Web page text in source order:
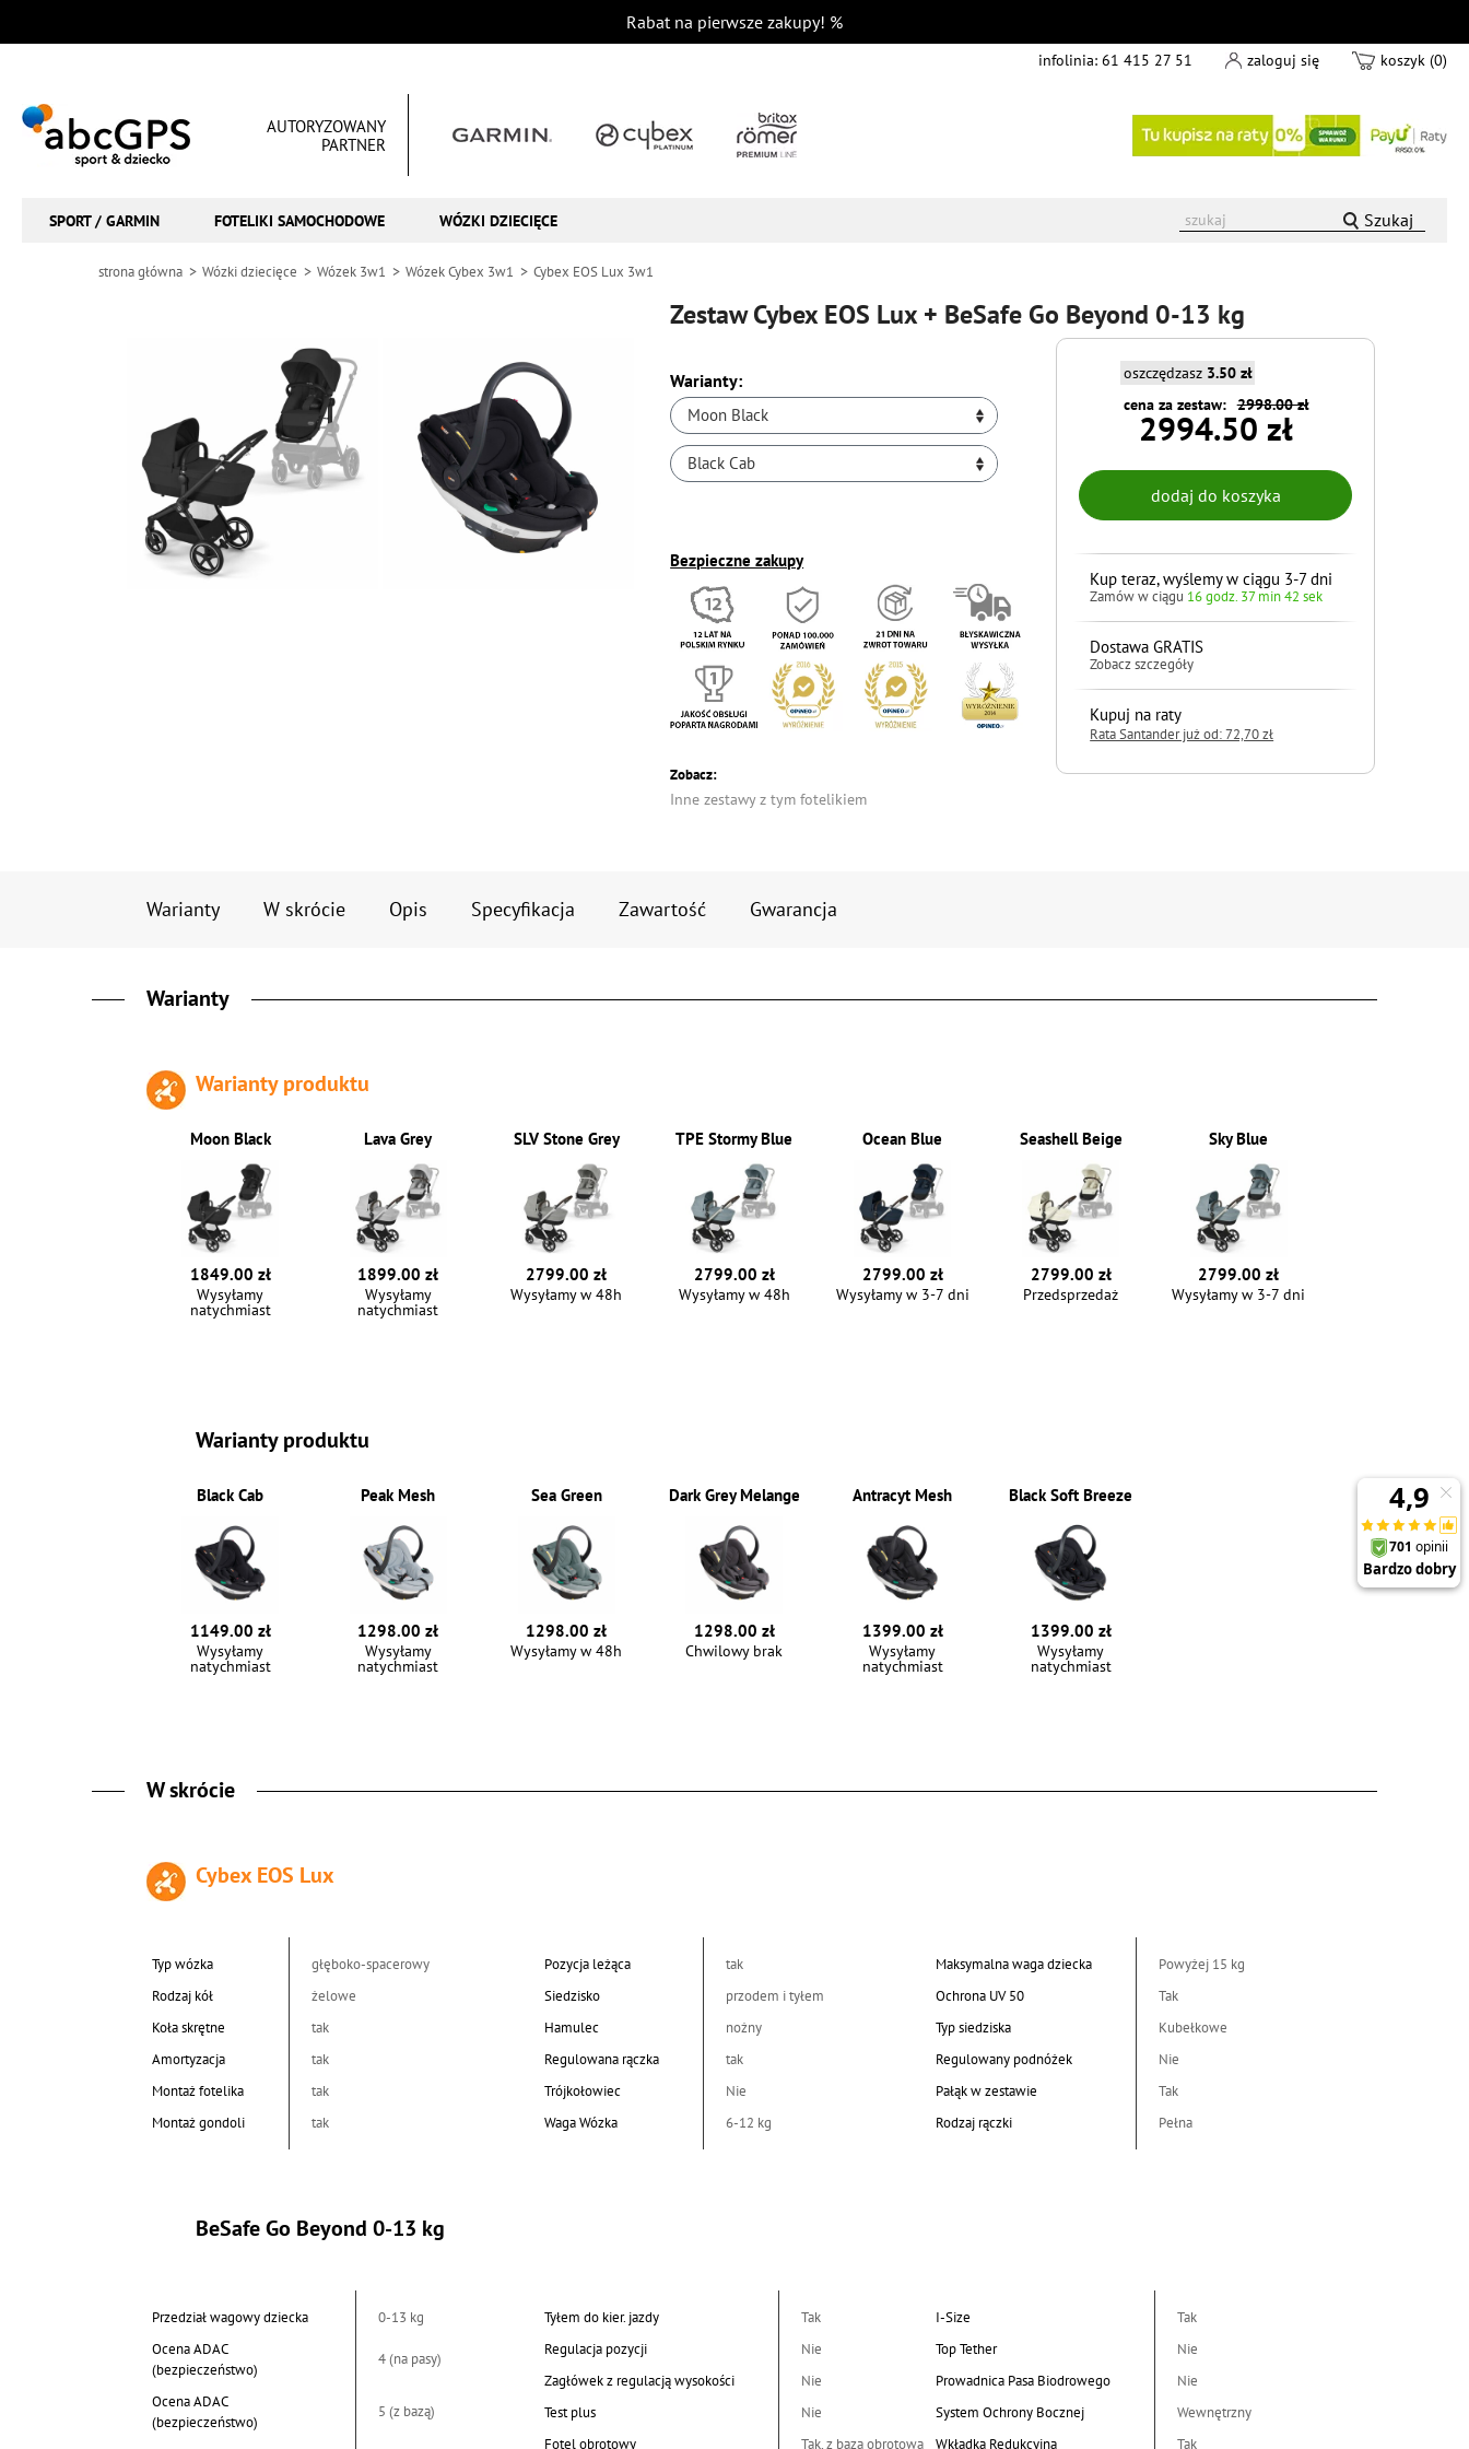
Rabat na pierwsze zakupy! %
infolinia: 61 415 27 51 zaloguj się koszyk (0)
AUTORYZOWANY
PARTNER
SPORT / GARMIN FOTELIKI SAMOCHODOWE WÓZKI DZIECIĘCE Szukaj
strona główna Wózki dziecięce Wózek 3w1 Wózek Cybex 3w1 Cybex EOS Lux 3w1
Zestaw Cybex EOS Lux + BeSafe Go Beyond 0-13 kg
Warianty:
Moon Black
Black Cab
Bezpieczne zakupy
Zobacz:
Inne zestawy z tym fotelikiem
oszczędzasz 3.50 zł
2998.00 zł
cena za zestaw:
2994.50 zł
Kup teraz, wyślemy w ciągu 3-7 dni
Zamów w ciągu 16 godz. 37 min 41 sek
Dostawa GRATIS
Zobacz szczegóły
Kupuj na raty
Rata Santander już od: 72,70 zł
Warianty W skrócie Opis Specyfikacja Zawartość Gwarancja
Warianty
Warianty produktu
Moon Black
1849.00 zł
Wysyłamy
natychmiast
Lava Grey
1899.00 zł
Wysyłamy
natychmiast
SLV Stone Grey
2799.00 zł
Wysyłamy w 48h
TPE Stormy Blue
2799.00 zł
Wysyłamy w 48h
Ocean Blue
2799.00 zł
Wysyłamy w 3-7 dni
Seashell Beige
2799.00 zł
Przedsprzedaż
Sky Blue
2799.00 zł
Wysyłamy w 3-7 dni
Warianty produktu
Black Cab
1149.00 zł
Wysyłamy
natychmiast
Peak Mesh
1298.00 zł
Wysyłamy
natychmiast
Sea Green
1298.00 zł
Wysyłamy w 48h
Dark Grey Melange
1298.00 zł
Chwilowy brak
Antracyt Mesh
1399.00 zł
Wysyłamy
natychmiast
Black Soft Breeze
1399.00 zł
Wysyłamy
natychmiast
W skrócie
Cybex EOS Lux
Typ wózka
głęboko-spacerowy
Rodzaj kół
żelowe
Koła skrętne
tak
Amortyzacja
tak
Montaż fotelika
tak
Montaż gondoli
tak
Pozycja leżąca
tak
Siedzisko
przodem i tyłem
Hamulec
nożny
Regulowana rączka
tak
Trójkołowiec
Nie
Waga Wózka
6-12 kg
Maksymalna waga dziecka
Powyżej 15 kg
Ochrona UV 50
Tak
Typ siedziska
Kubełkowe
Regulowany podnóżek
Nie
Pałąk w zestawie
Tak
Rodzaj rączki
Pełna
BeSafe Go Beyond 0-13 kg
Przedział wagowy dziecka
0-13 kg
Ocena ADAC
(bezpieczeństwo)
4 (na pasy)
Ocena ADAC
(bezpieczeństwo)
5 (z bazą)
Tyłem do kier. jazdy
Tak
Regulacja pozycji
Nie
Zagłówek z regulacją wysokości
Nie
Test plus
Nie
Fotel obrotowy
Tak, z bazą obrotową
I-Size
Tak
Top Tether
Nie
Prowadnica Pasa Biodrowego
Nie
System Ochrony Bocznej
Wewnętrzny
Wkładka Redukcyjna
Tak